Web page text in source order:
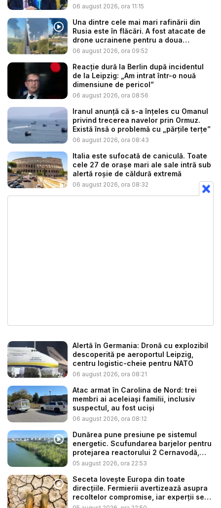
06 august 2026, ora 11:15
Una dintre cele mai mari rafinării din
Rusia este în flăcări. A fost atacate de
drone ucrainene pentru a doua
noapte...
06 august 2026, ora 09:52
Reacție dură la Berlin după incidentul
de la Leipzig: „Am intrat într-o nouă
dimensiune de pericol”
06 august 2026, ora 08:56
Iranul anunță că s-a înțeles cu Omanul
privind trecerea navelor prin Ormuz.
Există însă o problemă cu „părțile terțe”
06 august 2026, ora 08:43
Italia este sufocată de caniculă. Toate
cele 27 de oraşe mari ale sale intră sub
alertă roșie de căldură extremă
06 august 2026, ora 08:32
Alertă în Germania: Dronă cu explozibil
descoperită pe aeroportul Leipzig,
centru logistic-cheie pentru NATO
06 august 2026, ora 08:21
Atac armat în Carolina de Nord: trei
membri ai aceleiași familii, inclusiv
suspectul, au fost uciși
06 august 2026, ora 08:12
Dunărea pune presiune pe sistemul
energetic. Scufundarea barjelor pentru
protejarea reactorului 2 Cernavodă,
am...
05 august 2026, ora 22:53
Seceta lovește Europa din toate
direcțiile. Fermierii avertizează asupra
recoltelor compromise, iar experții se
t...